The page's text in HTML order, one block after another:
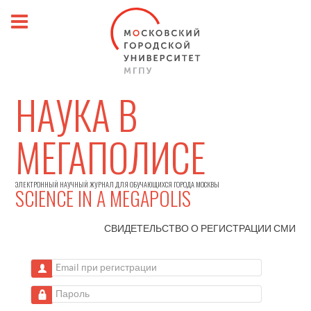
НАУКА В
МЕГАПОЛИСЕ
ЭЛЕКТРОННЫЙ НАУЧНЫЙ ЖУРНАЛ ДЛЯ ОБУЧАЮЩИХСЯ ГОРОДА МОСКВЫ
SCIENCE IN A MEGAPOLIS
СВИДЕТЕЛЬСТВО О РЕГИСТРАЦИИСМИ
Email при регистрации
Пароль